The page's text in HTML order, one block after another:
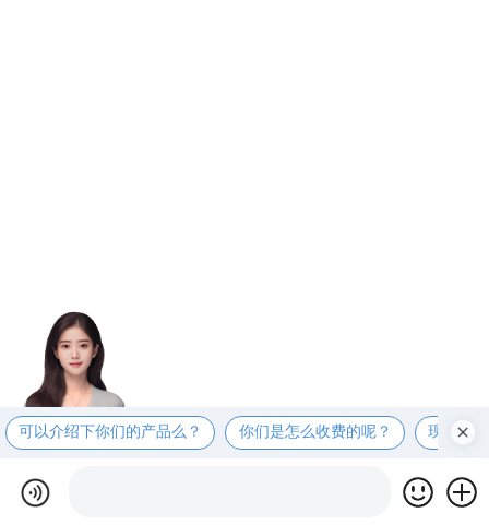
可以介绍下你们的产品么？ 你们是怎么收费的呢？ 现在有